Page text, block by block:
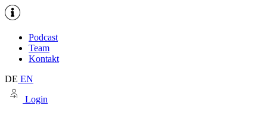
Podcast
Team
Kontakt
DE EN
Login